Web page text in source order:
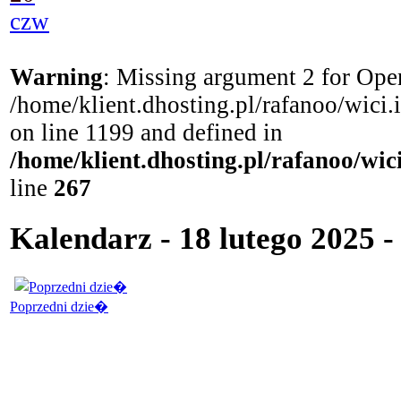
czw
Warning: Missing argument 2 for
/home/klient.dhosting.pl/rafanoo/
on line 1199 and defined in
/home/klient.dhosting.pl/rafanoo/
line 267
Kalendarz - 18 lutego 2025
Poprzedni dzie�